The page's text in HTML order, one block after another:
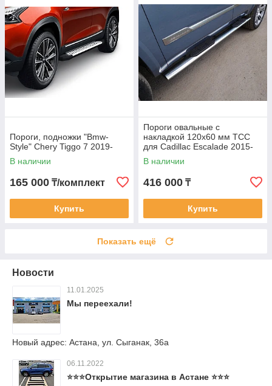
Пороги, подножки "Bmw-
Style" Chery Tiggo 7 2019-
В наличии
165 000 ₸/комплект
Купить
Пороги овальные с
накладкой 120х60 мм ТСС
для Cadillac Escalade 2015-
В наличии
416 000 ₸
Купить
Показать ещё
Новости
11.01.2025
Мы переехали!
Новый адрес: Астана, ул. Сыганак, 36а
06.11.2022
⭐⭐⭐Открытие магазина в Астане ⭐⭐⭐